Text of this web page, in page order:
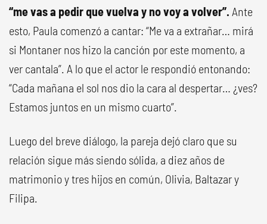
“me vas a pedir que vuelva y no voy a volver”. Ante
esto, Paula comenzó a cantar: “Me va a extrañar… mirá
si Montaner nos hizo la canción por este momento, a
ver cantala”. A lo que el actor le respondió entonando:
“Cada mañana el sol nos dio la cara al despertar… ¿ves?
Estamos juntos en un mismo cuarto”.
Luego del breve diálogo, la pareja dejó claro que su
relación sigue más siendo sólida, a diez años de
matrimonio y tres hijos en común, Olivia, Baltazar y
Filipa.